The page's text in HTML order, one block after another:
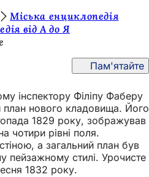
Міська енциклопедія
від А до Я
Пам'ятайте
інспектору Філіпу Фаберу
нового кладовища. Його
1829 року, зображував
чотири рівні поля.
а загальний план був
пейзажному стилі. Урочисте
1832 року.